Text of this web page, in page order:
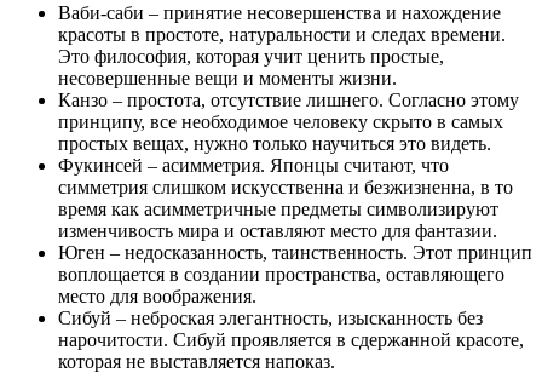
Ваби-саби – принятие несовершенства и нахождение
красоты в простоте, натуральности и следах времени.
Это философия, которая учит ценить простые,
несовершенные вещи и моменты жизни.
Канзо – простота, отсутствие лишнего. Согласно этому
принципу, все необходимое человеку скрыто в самых
простых вещах, нужно только научиться это видеть.
Фукинсей – асимметрия. Японцы считают, что
симметрия слишком искусственна и безжизненна, в то
время как асимметричные предметы символизируют
изменчивость мира и оставляют место для фантазии.
Юген – недосказанность, таинственность. Этот принцип
воплощается в создании пространства, оставляющего
место для воображения.
Сибуй – неброская элегантность, изысканность без
нарочитости. Сибуй проявляется в сдержанной красоте,
которая не выставляется напоказ.